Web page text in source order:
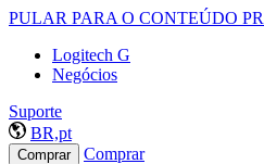
PULAR PARA O CONTEÚDO
Logitech G
Negócios
Suporte
BR,pt
Comprar Comprar